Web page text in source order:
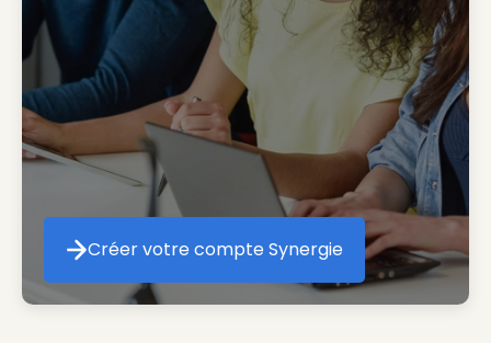
Créer votre compte Synergie
Créer votre compte Synergie